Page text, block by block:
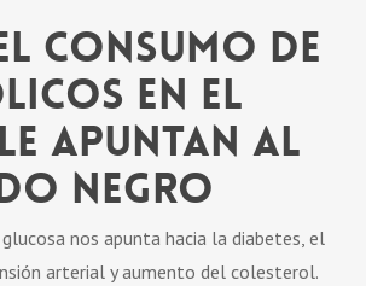
Consumo De
En El
Apuntan Al
Negro
nos apunta hacia la diabetes, el
arterial y aumento del colesterol.